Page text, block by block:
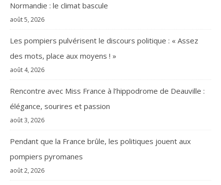
Normandie : le climat bascule
août 5, 2026
Les pompiers pulvérisent le discours politique : « Assez
des mots, place aux moyens ! »
août 4, 2026
Rencontre avec Miss France à l’hippodrome de Deauville :
élégance, sourires et passion
août 3, 2026
Pendant que la France brûle, les politiques jouent aux
pompiers pyromanes
août 2, 2026